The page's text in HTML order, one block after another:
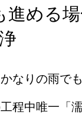
進める
なりの雨で
程中唯一「